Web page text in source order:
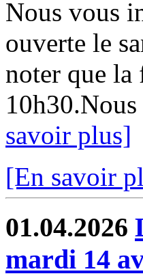
Nous vous
ouverte le
noter que la
savoir plus]
[En savoir
01.04.2026
mardi 14